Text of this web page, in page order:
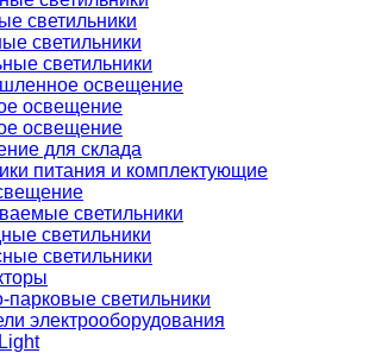
светильники
светильники
светильники
освещение
освещение
освещение
для склада
питания и комплектующие
светильники
светильники
светильники
парковые светильники
электрооборудования